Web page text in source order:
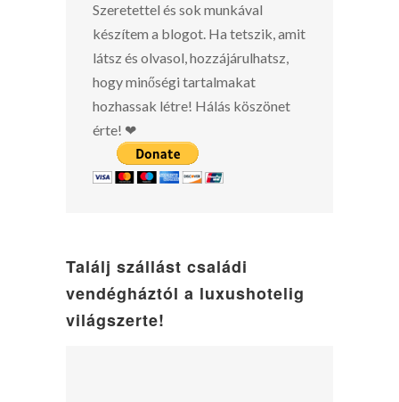
Szeretettel és sok munkával
készítem a blogot. Ha tetszik, amit
látsz és olvasol, hozzájárulhatsz,
hogy minőségi tartalmakat
hozhassak létre! Hálás köszönet
érte! ❤
Találj szállást családi
vendégháztól a luxushotelig
világszerte!